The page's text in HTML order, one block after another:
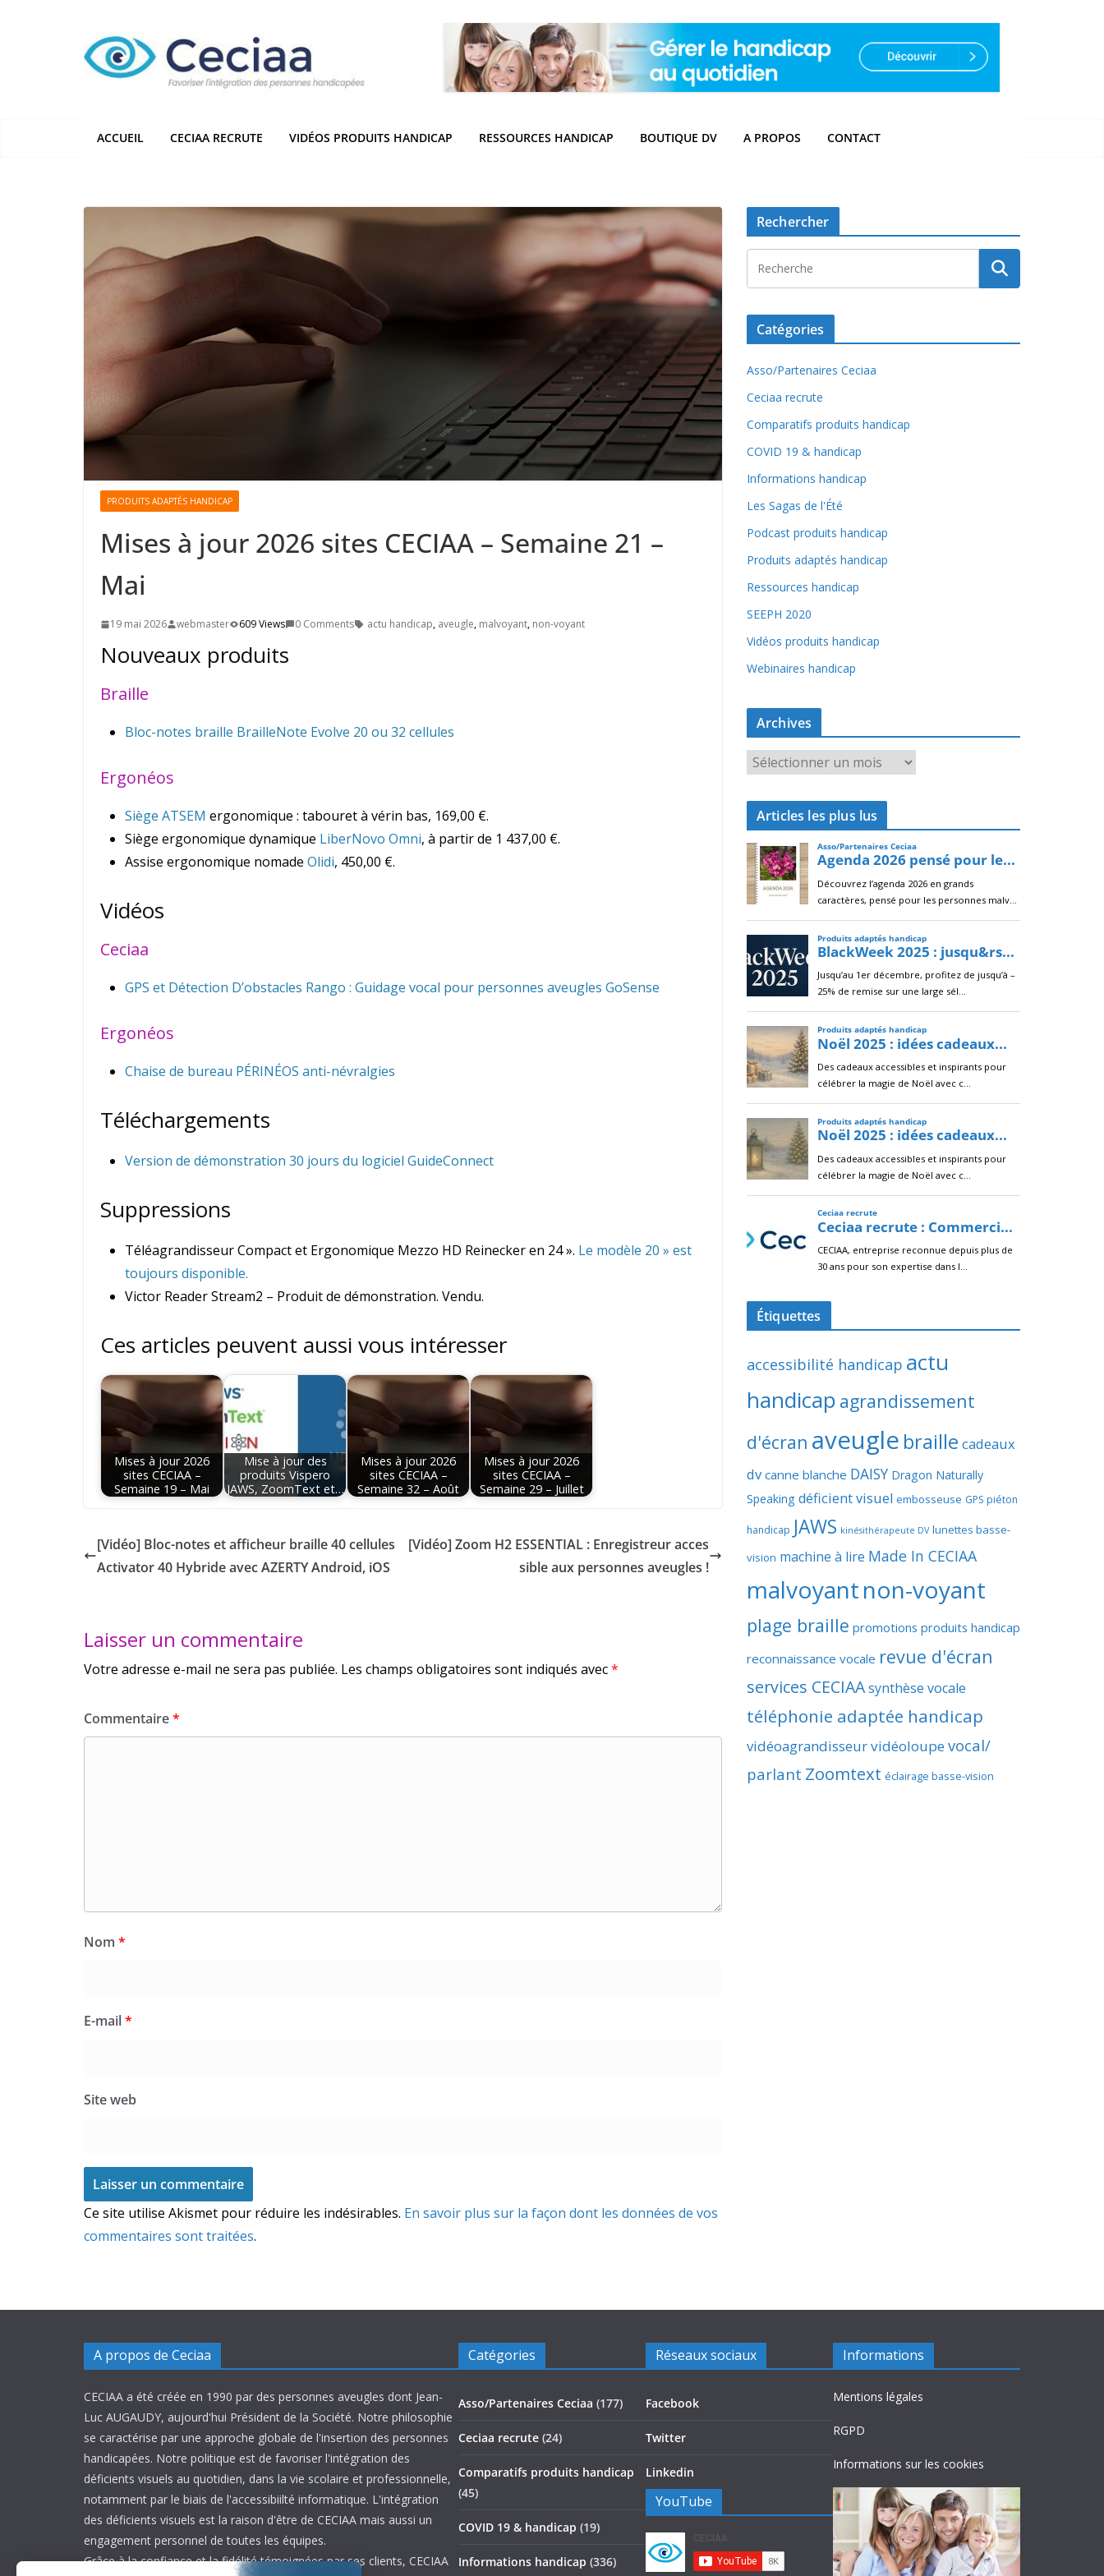
ACCUEIL CECIAA RECRUTE VIDÉOS PRODUITS HANDICAP RESSOURCES HANDICAP BOUTIQUE DV A PROPOS CONTACT
PRODUITS ADAPTÉS HANDICAP
Mises à jour 2026 sites CECIAA – Semaine 21 –
Mai
19 mai 2026 webmaster 609 Views 0 Comments actu handicap, aveugle, malvoyant, non-voyant
Nouveaux produits
Braille
Bloc-notes braille BrailleNote Evolve 20 ou 32 cellules
Ergonéos
Siège ATSEM ergonomique : tabouret à vérin bas, 169,00 €.
Siège ergonomique dynamique LiberNovo Omni, à partir de 1 437,00 €.
Assise ergonomique nomade Olidi, 450,00 €.
Vidéos
Ceciaa
GPS et Détection D’obstacles Rango : Guidage vocal pour personnes aveugles GoSense
Ergonéos
Chaise de bureau PÉRINÉOS anti-névralgies
Téléchargements
Version de démonstration 30 jours du logiciel GuideConnect
Suppressions
Téléagrandisseur Compact et Ergonomique Mezzo HD Reinecker en 24 ». Le modèle 20 » est
toujours disponible.
Victor Reader Stream2 – Produit de démonstration. Vendu.
Ces articles peuvent aussi vous intéresser
Mises à jour 2026
sites CECIAA –
Semaine 19 – Mai
Mise à jour des
produits Vispero
JAWS, ZoomText et…
Mises à jour 2026
sites CECIAA –
Semaine 32 – Août
Mises à jour 2026
sites CECIAA –
Semaine 29 – Juillet
[Vidéo] Bloc-notes et afficheur braille 40 cellules
Activator 40 Hybride avec AZERTY Android, iOS
[Vidéo] Zoom H2 ESSENTIAL : Enregistreur acces
sible aux personnes aveugles !
Laisser un commentaire
Votre adresse e-mail ne sera pas publiée. Les champs obligatoires sont indiqués avec*
Commentaire*
Nom *
E-mail*
Site web
Ce site utilise Akismet pour réduire les indésirables. En savoir plus sur la façon dont les données de vos
commentaires sont traitées.
Rechercher
Catégories
Asso/Partenaires Ceciaa
Ceciaa recrute
Comparatifs produits handicap
COVID 19 & handicap
Informations handicap
Les Sagas de l'Été
Podcast produits handicap
Produits adaptés handicap
Ressources handicap
SEEPH 2020
Vidéos produits handicap
Webinaires handicap
Archives
r
c
i
v
e
s
Articles les plus lus
Étiquettes
accessibilité handicap actu
handicap agrandissement
d'écran aveugle braille cadeaux
dv canne blanche DAISY Dragon Naturally
Speaking déficient visuel embosseuse GPS piéton
handicap JAWS kinésithérapeute DV lunettes basse-
vision machine à lire Made In CECIAA
malvoyantnon-voyant
plage braille promotions produits handicap
reconnaissance vocale revue d'écran
services CECIAAsynthèse vocale
téléphonie adaptée handicap
vidéoagrandisseurvidéoloupevocal/
parlant Zoomtext éclairage basse-vision
A propos de Ceciaa
CECIAA a été créée en 1990 par des personnes aveugles dont Jean-
Luc AUGAUDY, aujourd'hui Président de la Société. Notre philosophie
se caractérise par une approche globale de l'insertion des personnes
handicapées. Notre politique est de favoriser l'intégration des
déficients visuels au quotidien, dans la vie scolaire et professionnelle,
notamment par le biais de l'accessibiilté informatique. L'intégration
des déficients visuels est la raison d'être de CECIAA mais aussi un
engagement personnel de toutes les équipes.
Grâce à la confiance et la fidélité témoignées par ses clients, CECIAA
Catégories
Asso/Partenaires Ceciaa (177)
Ceciaa recrute (24)
Comparatifs produits handicap
(45)
COVID 19 & handicap (19)
Informations handicap (336)
Réseaux sociaux
Facebook
Twitter
Linkedin
YouTube
Informations
Mentions légales
RGPD
Informations sur les cookies